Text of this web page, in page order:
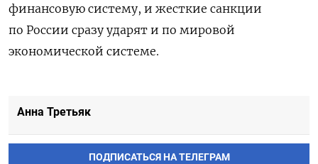
финансовую систему, и жесткие санкции
по России сразу ударят и по мировой
экономической системе.
Анна Третьяк
ПОДПИСАТЬСЯ НА ТЕЛЕГРАМ